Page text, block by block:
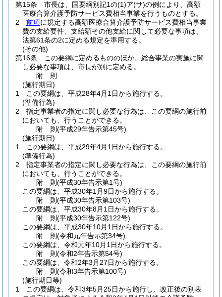
第15条
市長は、国要綱別記1の(1)ア(サ)の例により、高額
医療合算介護予防サービス費相当事業を行うものとする。
2
前項に規定する高額医療合算介護予防サービス費相当事業
費の支給要件、支給額その他支給に関して必要な事項は、
法第61条の2に定める規定を準用する。
(その他)
第16条
この要綱に定めるもののほか、総合事業の実施に関
し必要な事項は、市長が別に定める。
附 則
(施行期日)
1
この要綱は、平成28年4月1日から施行する。
(準備行為)
2
指定事業者の指定に関し必要な行為は、この要綱の施行前
においても、行うことができる。
附 則(平成29年告示第45号)
(施行期日)
1
この要綱は、平成29年4月1日から施行する。
(準備行為)
2
指定事業者の指定に関し必要な行為は、この要綱の施行前
においても、行うことができる。
附 則(平成30年告示第1号)
この要綱は、平成30年1月9日から施行する。
附 則(平成30年告示第103号)
この要綱は、平成30年8月1日から施行する。
附 則(平成30年告示第122号)
この要綱は、平成30年10月1日から施行する。
附 則(令和元年告示第34号)
この要綱は、令和元年10月1日から施行する。
附 則(令和2年告示第54号)
この要綱は、令和2年3月27日から施行する。
附 則(令和3年告示第100号)
(施行期日等)
1
この要綱は、令和3年5月25日から施行し、改正後の別表